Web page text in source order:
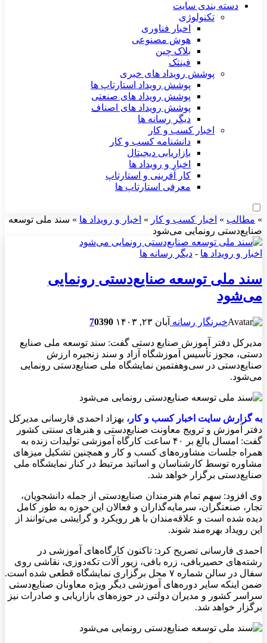
دسته بندی سایت
تکنولوژی
اخبار فناوری
هوش مصنوعی
بلاک چین
فینتک
پوشش رویداد های خبری
پوشش رویداد استارتاپ ها
پوشش رویداد های صنعتی
پوشش رویداد های اصناف
دیگر رسانه ها
اخبار کسب و کار
دانشنامه کسب و کار
بازاریابی دیجیتال
اخبار و رویداد ها
کار آفرینی و استارتاپ
معرفی استارتاپ ها
» مطالب » اخبار کسب و کار » اخبار و رویداد ها » سند ملی توسعه
صنایع‌دستی رونمایی می‌شود
اخبار و رویداد ها - دیگر رسانه ها
سند ملی توسعه صنایع‌دستی رونمایی
می‌شود
خبرنگار رسانه آبان ۲۳, ۱۴۰۳ 70390
مدیرکل دفتر آموزش صنایع دستی گفت: سند توسعه ملی صنایع‌
دستی، مجوز تأسیس آموزشگاه آزاد و سند زنجیره ارزش
صنایع‌دستی در سی‌وهفتمین نمایشگاه ملی صنایع‌دستی رونمایی
می‌شود.
به گزارش سايت اخبار کسب و کار، بهزاد احمدی فارسانی مدیرکل
دفتر آموزش و ترویج معاونت صنایع‌دستی و هنرهای سنتی کشور
گفت: امسال بالغ بر ۴۰ ساعت کارگاه آموزشی تولیدات زنده به
همراه جلسات مشاوره‌های کسب و کار و همچنین تشکیل میزهای
مشاوره توسط کارشناسان و اساتید مرتبط در کنار نمایشگاه ملی
صنایع‌دستی برگزار خواهد شد.
وی افزود: سهم تمام هنرمندان صنایع‌دستی از جمله دانشجویان،
تجار، صنعتگران، سرمایه‌گذاران و فعالان این حوزه به طور کامل
دیده شده است و علاقه‌مندان با هر رویکرد و گرایشی می‌توانند از
این رویداد بهره‌مند شوند.
احمدی فارسانی تصریح کرد: تاکنون کارگاه‌های آموزشی در
رشته‌های حصیربافی، زره بافی، زیور آلات تکه‌دوزی، نقاشی روی
سفال در سالن شماره ۷ محل برگزاری نمایشگاه قطعی شده است.
ضمن اینکه سایر دوره‌های آموزشی دیگر ویژه معاونان صنایع‌دستی
سراسر کشور و مدیران دولتی در حوزه‌های بازاریابی و صادرات نیز
برگزار خواهد شد.